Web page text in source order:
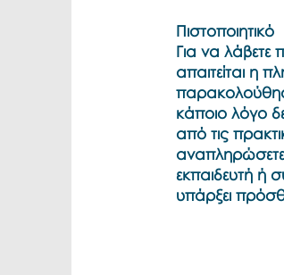
Πιστοποιητικό
Για να λάβετε
απαιτείται η
κάποιο λόγο
από τις
αναπληρώσετε
εκπαιδευτή ή
υπάρξει